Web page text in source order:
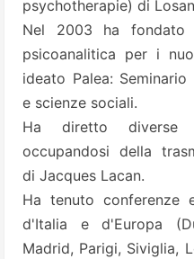
psychotherapie) di
Nel 2003 ha fondato
psicoanalitica per i
ideato Palea:
e scienze sociali.
Ha diretto diverse
occupandosi della
di Jacques Lacan.
Ha tenuto conferenze
d'Italia e d'Europa
Madrid, Parigi, Siviglia,